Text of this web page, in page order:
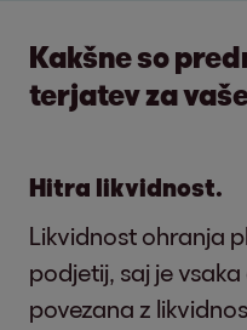
Kakšne so
terjatev za
Hitra likvidnost.
Likvidnost ohranja
podjetij, saj je
povezana z